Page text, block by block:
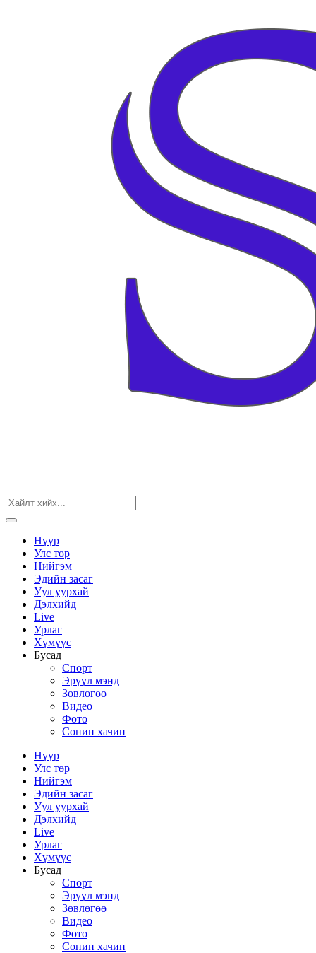
Нүүр
Улс төр
Нийгэм
Эдийн засаг
Уул уурхай
Дэлхийд
Live
Урлаг
Хүмүүс
Бусад
Спорт
Эрүүл мэнд
Зөвлөгөө
Видео
Фото
Сонин хачин
Нүүр
Улс төр
Нийгэм
Эдийн засаг
Уул уурхай
Дэлхийд
Live
Урлаг
Хүмүүс
Бусад
Спорт
Эрүүл мэнд
Зөвлөгөө
Видео
Фото
Сонин хачин